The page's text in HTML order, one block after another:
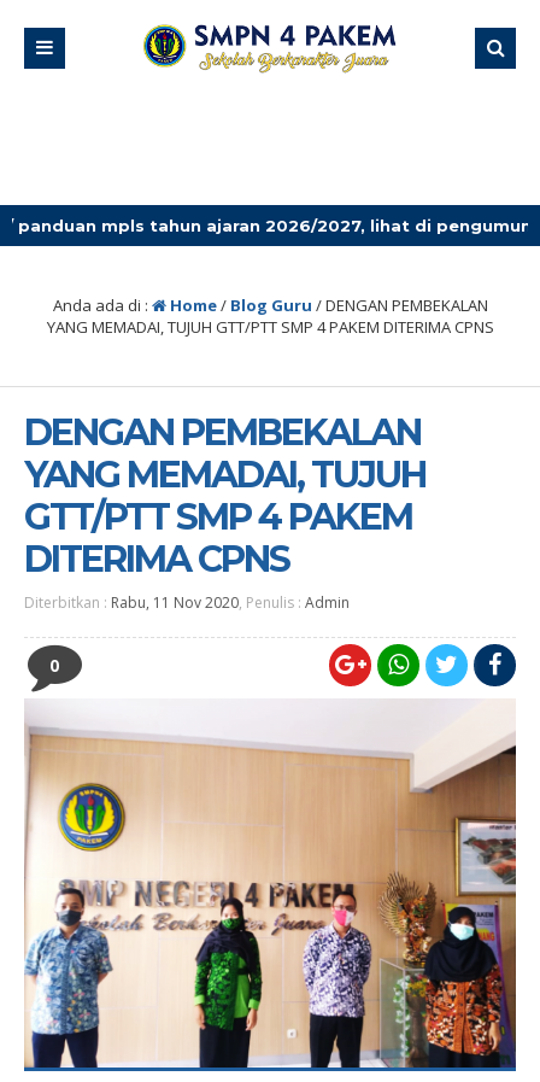
tahun ajaran 2026/2027, lihat di pengumuman terbaru!
Anda ada di : Home/ Blog Guru /DENGAN PEMBEKALAN
YANG MEMADAI, TUJUH GTT/PTT SMP 4 PAKEM DITERIMA CPNS
DENGAN PEMBEKALAN
YANG MEMADAI, TUJUH
GTT/PTT SMP 4 PAKEM
DITERIMA CPNS
Diterbitkan : Rabu, 11 Nov 2020, Penulis : Admin
0